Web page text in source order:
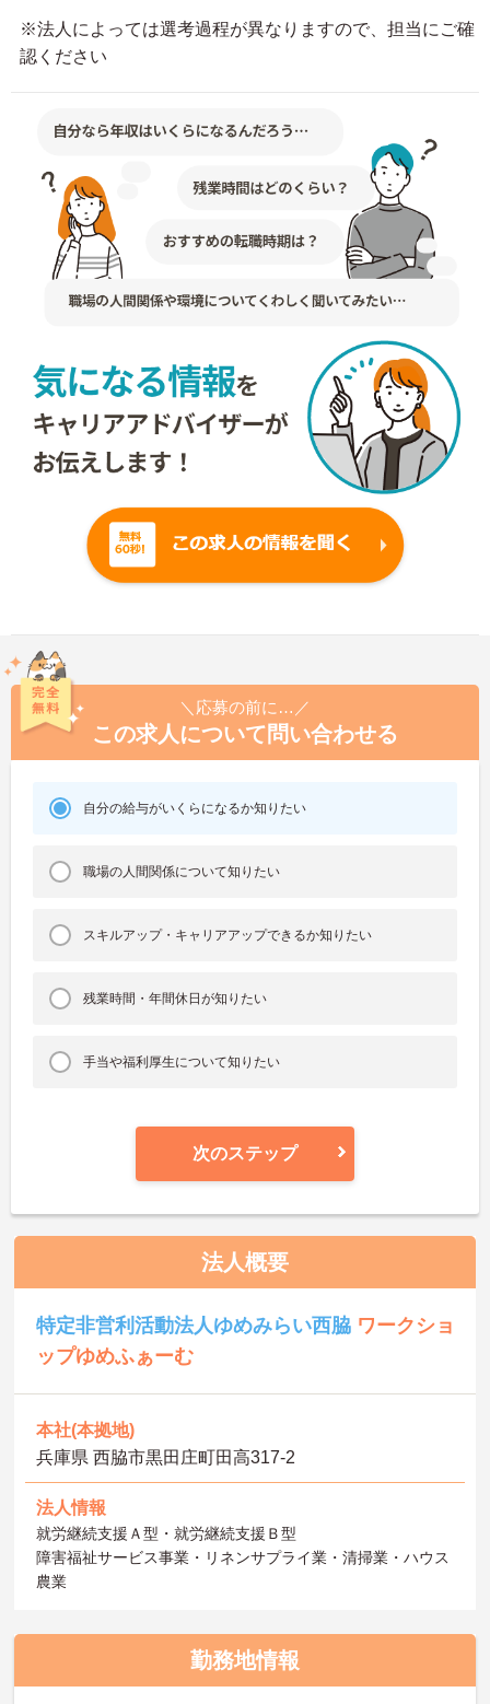
※法人によっては選考過程が異なりますので、担当にご確
認ください
＼応募の前に…／
この求人について問い合わせる
自分の給与がいくらになるか知りたい
職場の人間関係について知りたい
スキルアップ・キャリアアップできるか知りたい
残業時間・年間休日が知りたい
手当や福利厚生について知りたい
次のステップ
法人概要
特定非営利活動法人ゆめみらい西脇 ワークショ
ップゆめふぁーむ
本社(本拠地)
兵庫県 西脇市黒田庄町田高317-2
法人情報
就労継続支援Ａ型・就労継続支援Ｂ型
障害福祉サービス事業・リネンサプライ業・清掃業・ハウス
農業
勤務地情報